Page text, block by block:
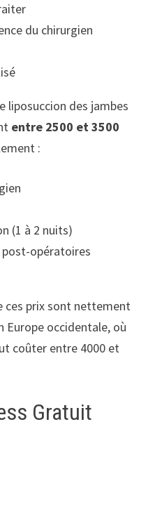
du chirurgien
liposuccion des jambes
entre 2500 et 3500
:
(1 à 2 nuits)
opératoires
ces prix sont nettement
Europe occidentale, où
coûter entre 4000 et
Gratuit